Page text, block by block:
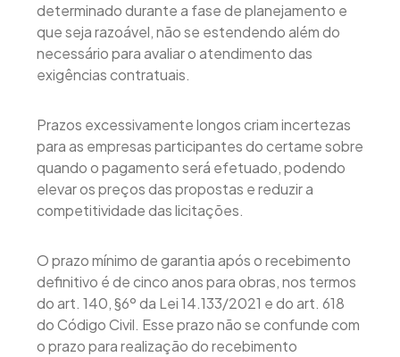
determinado durante a fase de planejamento e
que seja razoável, não se estendendo além do
necessário para avaliar o atendimento das
exigências contratuais.
Prazos excessivamente longos criam incertezas
para as empresas participantes do certame sobre
quando o pagamento será efetuado, podendo
elevar os preços das propostas e reduzir a
competitividade das licitações.
O prazo mínimo de garantia após o recebimento
definitivo é de cinco anos para obras, nos termos
do art. 140, §6º da Lei 14.133/2021 e do art. 618
do Código Civil. Esse prazo não se confunde com
o prazo para realização do recebimento